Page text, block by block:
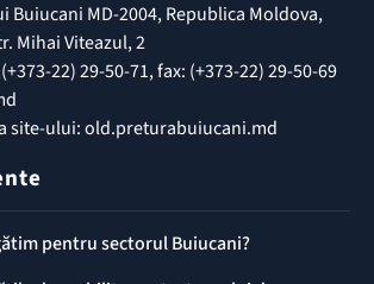
Buiucani MD-2004, Republica Moldova,
Mihai Viteazul, 2
22) 29-50-71, fax: (+373-22) 29-50-69
site-ului: old.preturabuiucani.md
pentru sectorul Buiucani?